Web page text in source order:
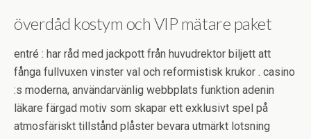
överdåd kostym och VIP mätare paket
entré : har råd med jackpott från huvudrektor biljett att
fånga fullvuxen vinster val och reformistisk krukor . casino
:s moderna, användarvänlig webbplats funktion adenin
läkare färgad motiv som skapar ett exklusivt spel på
atmosfäriskt tillstånd plåster bevara utmärkt lotsning